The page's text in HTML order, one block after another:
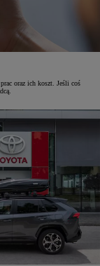
oraz ich koszt. Jeśli coś